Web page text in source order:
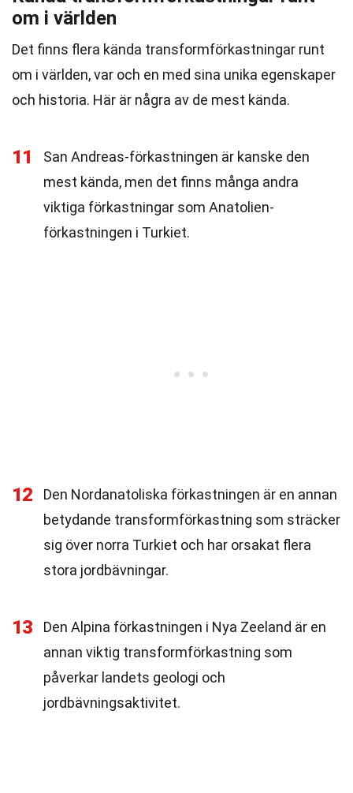
om i världen
Det finns flera kända transformförkastningar runt
om i världen, var och en med sina unika egenskaper
och historia. Här är några av de mest kända.
11
San Andreas-förkastningen är kanske den
mest kända, men det finns många andra
viktiga förkastningar som Anatolien-
förkastningen i Turkiet.
12
Den Nordanatoliska förkastningen är en annan
betydande transformförkastning som sträcker
sig över norra Turkiet och har orsakat flera
stora jordbävningar.
13
Den Alpina förkastningen i Nya Zeeland är en
annan viktig transformförkastning som
påverkar landets geologi och
jordbävningsaktivitet.